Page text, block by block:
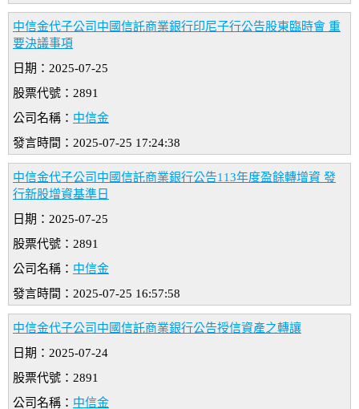
中信金代子公司中國信託商業銀行印尼子行公告股東臨時會 重
要決議事項
日期：2025-07-25
股票代號：2891
公司名稱： 中信金
發言時間：2025-07-25 17:24:38
中信金代子公司中國信託商業銀行公告113年度盈餘轉增資 發
行新股增資基準日
日期：2025-07-25
股票代號：2891
公司名稱： 中信金
發言時間：2025-07-25 16:57:58
中信金代子公司中國信託商業銀行公告授信資產之轉讓
日期：2025-07-24
股票代號：2891
公司名稱： 中信金